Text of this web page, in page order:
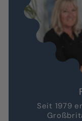
Seit 1979